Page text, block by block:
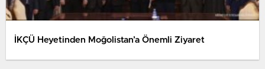
İKÇÜ Heyetinden Moğolistan’a Önemli Ziyaret